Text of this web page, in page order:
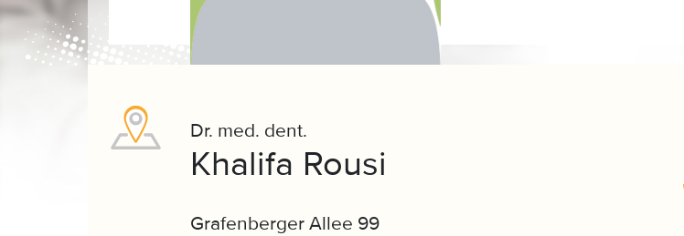
Dr. med. dent.
Khalifa Rousi
Grafenberger Allee 99